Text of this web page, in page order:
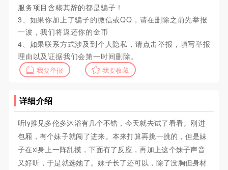
服务项目含糊其辞的都是骗子！
3、如果你加上了骗子的微信或QQ，请在删除之前先举报
一波，我们将返还你的金币
4、如果联系方式涉及到个人隐私，请点击举报，填写举报
理由以及证据我们会第一时间删除。
我要举报 我要收藏
详细介绍
听ly推见多伦多沐浴有几个不错，今天就去试了看看。刚进
包厢，有个妹子就闯了进来。本来打算再挑一挑的，但是妹
子在xl身上一阵乱摸，下面有了反应，再加上这个妹子声音
又好听，于是就选她了。妹子长了还可以，除了没胸但身材